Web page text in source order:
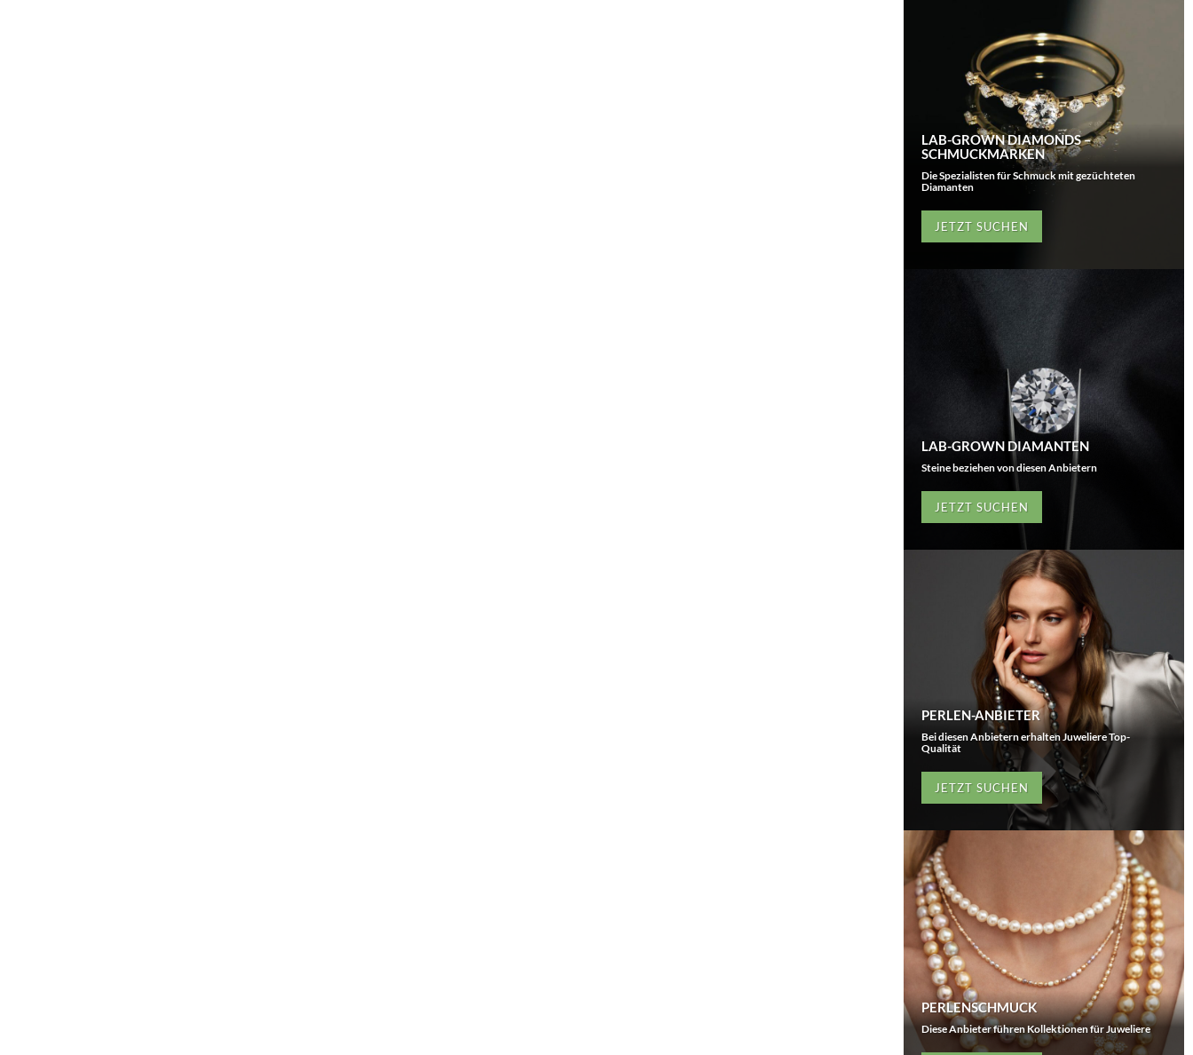
LAB-GROWN DIAMONDS –
SCHMUCKMARKEN
Die Spezialisten für Schmuck mit gezüchteten
Diamanten
JETZT SUCHEN
LAB-GROWN DIAMANTEN
Steine beziehen von diesen Anbietern
JETZT SUCHEN
PERLEN-ANBIETER
Bei diesen Anbietern erhalten Juweliere Top-
Qualität
JETZT SUCHEN
PERLENSCHMUCK
Diese Anbieter führen Kollektionen für Juweliere